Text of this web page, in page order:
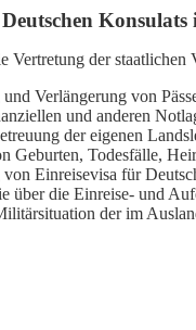
Konsulats
Vertretung der
Verlängerung von
und anderen
der eigenen
Geburten, Todesfälle,
Einreisevisa für
über die Einreise- und
der im